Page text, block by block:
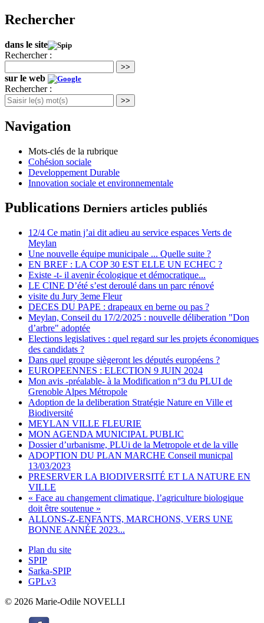
Rechercher
dans le site
Rechercher :
>>
sur le web
Rechercher :
>>
Navigation
Mots-clés de la rubrique
Cohésion sociale
Developpement Durable
Innovation sociale et environnementale
Publications Derniers articles publiés
12/4 Ce matin j’ai dit adieu au service espaces Verts de
Meylan
Une nouvelle équipe municipale ... Quelle suite ?
EN BREF : LA COP 30 EST ELLE UN ECHEC ?
Existe -t- il avenir écologique et démocratique...
LE CINE D’été s’est deroulé dans un parc rénové
visite du Jury 3eme Fleur
DECES DU PAPE : drapeaux en berne ou pas ?
Meylan, Conseil du 17/2/2025 : nouvelle déliberation "Don
d’arbre" adoptée
Elections legislatives : quel regard sur les projets économiques
des candidats ?
Dans quel groupe siègeront les députés européens ?
EUROPEENNES : ELECTION 9 JUIN 2024
Mon avis -préalable- à la Modification n°3 du PLUI de
Grenoble Alpes Métropole
Adoption de la deliberation Stratégie Nature en Ville et
Biodiversité
MEYLAN VILLE FLEURIE
MON AGENDA MUNICIPAL PUBLIC
Dossier d’urbanisme, PLUi de la Metropole et de la ville
ADOPTION DU PLAN MARCHE Conseil municpal
13/03/2023
PRESERVER LA BIODIVERSITÉ ET LA NATURE EN
VILLE
« Face au changement climatique, l’agriculture biologique
doit être soutenue »
ALLONS-Z-ENFANTS, MARCHONS, VERS UNE
BONNE ANNÉE 2023...
Plan du site
SPIP
Sarka-SPIP
GPLv3
© 2026 Marie-Odile NOVELLI